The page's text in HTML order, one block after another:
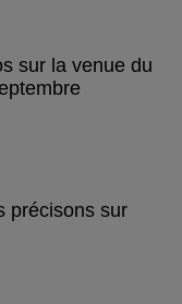
sur la venue du
précisons sur